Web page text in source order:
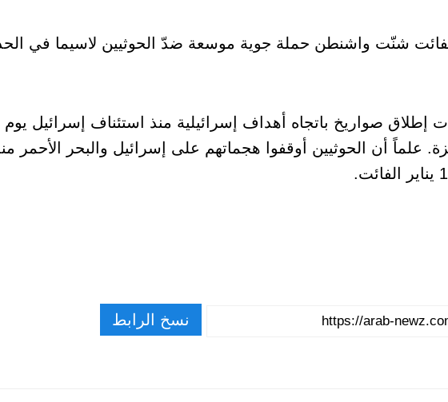
الفائت شنّت واشنطن حملة جوية موسعة ضدّ الحوثيين لاسيما في
إطلاق صواريخ باتجاه أهداف إسرائيلية منذ استئناف إسرائيل يوم
علماً أن الحوثيين أوقفوا هجماتهم على إسرائيل والبحر الأحمر
نسخ الرابط